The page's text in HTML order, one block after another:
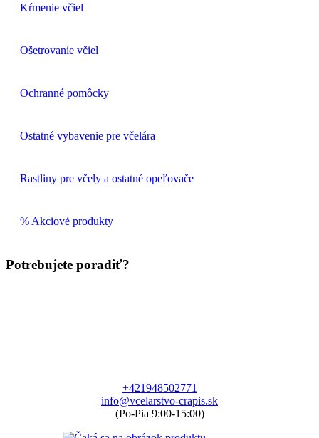
Kŕmenie včiel
Ošetrovanie včiel
Ochranné pomôcky
Ostatné vybavenie pre včelára
Rastliny pre včely a ostatné opeľovače
% Akciové produkty
Potrebujete poradiť?
+421948502771
info@vcelarstvo-crapis.sk
(Po-Pia 9:00-15:00)